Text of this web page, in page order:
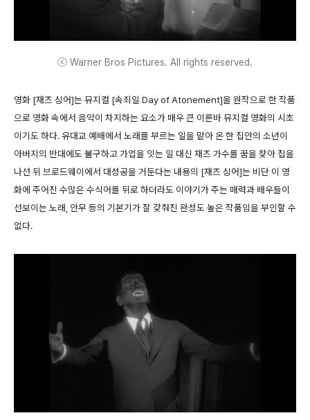
ⓒ Warner Bros Pictures. All rights reserved.
영화 [재즈 싱어]는 뮤지컬 [속죄일 Day of Atonement]을 원작으로 한 작품
으로 영화 속에서 음악이 차지하는 요소가 매우 큰 이른바 뮤지컬 영화의 시초
이기도 하다. 유대교 예배에서 노래를 부르는 일을 맡아 온 한 집안의 소년이
아버지의 반대에도 불구하고 가업을 잇는 일 대신 재즈 가수를 꿈을 찾아 집을
나선 뒤 브로드웨이에서 대성공을 거둔다는 내용의 [재즈 싱어]는 비단 이 영
화에 주어진 수많은 수식어를 뒤로 하더라도 이야기가 주는 매력과 배우들이
선보이는 노래, 안무 등의 기본기가 잘 갖춰진 완성도 높은 작품임을 부인할 수
없다.